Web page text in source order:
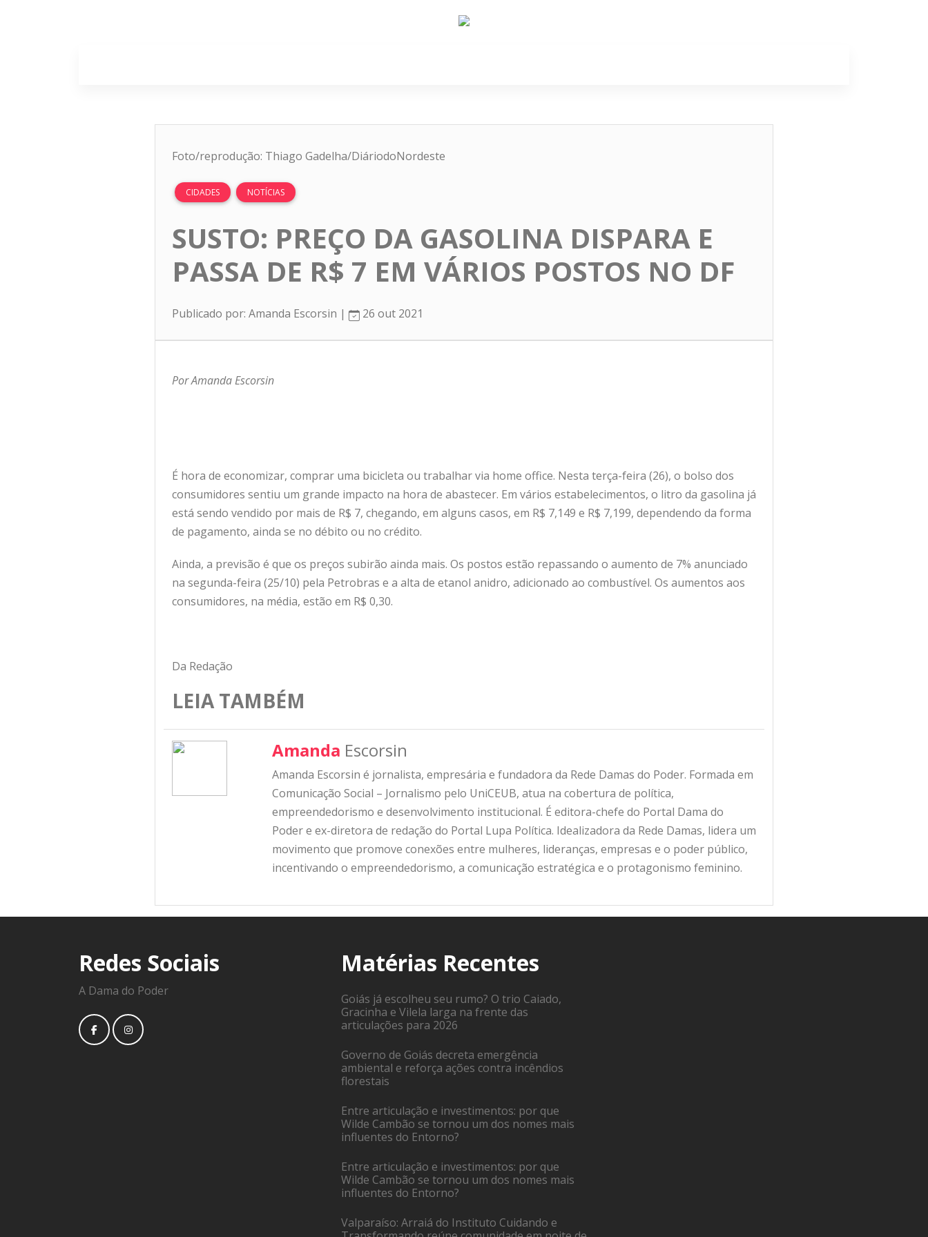
Foto/reprodução: Thiago Gadelha/DiáriodoNordeste
CIDADES NOTÍCIAS
SUSTO: PREÇO DA GASOLINA DISPARA E
PASSA DE R$ 7 EM VÁRIOS POSTOS NO DF
Publicado por: Amanda Escorsin | 26 out 2021
Por Amanda Escorsin
É hora de economizar, comprar uma bicicleta ou trabalhar via home office. Nesta terça-feira (26), o bolso dos
consumidores sentiu um grande impacto na hora de abastecer. Em vários estabelecimentos, o litro da gasolina já
está sendo vendido por mais de R$ 7, chegando, em alguns casos, em R$ 7,149 e R$ 7,199, dependendo da forma
de pagamento, ainda se no débito ou no crédito.
Ainda, a previsão é que os preços subirão ainda mais. Os postos estão repassando o aumento de 7% anunciado
na segunda-feira (25/10) pela Petrobras e a alta de etanol anidro, adicionado ao combustível. Os aumentos aos
consumidores, na média, estão em R$ 0,30.
Da Redação
LEIA TAMBÉM
Amanda Escorsin
Amanda Escorsin é jornalista, empresária e fundadora da Rede Damas do Poder. Formada em
Comunicação Social – Jornalismo pelo UniCEUB, atua na cobertura de política,
empreendedorismo e desenvolvimento institucional. É editora-chefe do Portal Dama do
Poder e ex-diretora de redação do Portal Lupa Política. Idealizadora da Rede Damas, lidera um
movimento que promove conexões entre mulheres, lideranças, empresas e o poder público,
incentivando o empreendedorismo, a comunicação estratégica e o protagonismo feminino.
Redes Sociais
A Dama do Poder
Matérias Recentes
Goiás já escolheu seu rumo? O trio Caiado,
Gracinha e Vilela larga na frente das
articulações para 2026
Governo de Goiás decreta emergência
ambiental e reforça ações contra incêndios
florestais
Entre articulação e investimentos: por que
Wilde Cambão se tornou um dos nomes mais
influentes do Entorno?
Entre articulação e investimentos: por que
Wilde Cambão se tornou um dos nomes mais
influentes do Entorno?
Valparaíso: Arraiá do Instituto Cuidando e